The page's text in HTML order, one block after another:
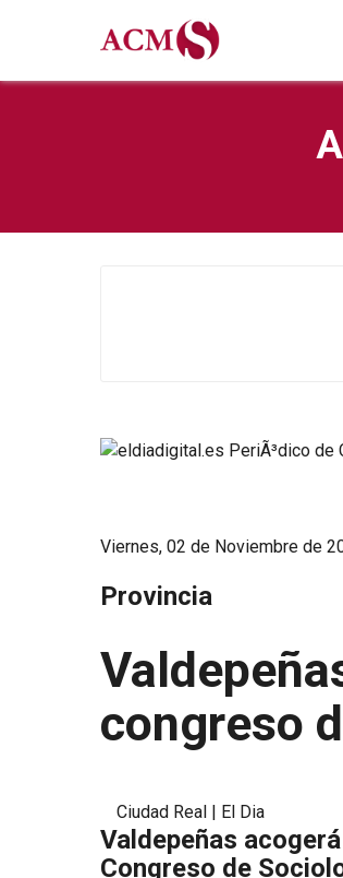
Viernes, 02 de Noviembre de
Provincia
congreso
Ciudad Real | El Dia
Valdepeñas
Congreso de